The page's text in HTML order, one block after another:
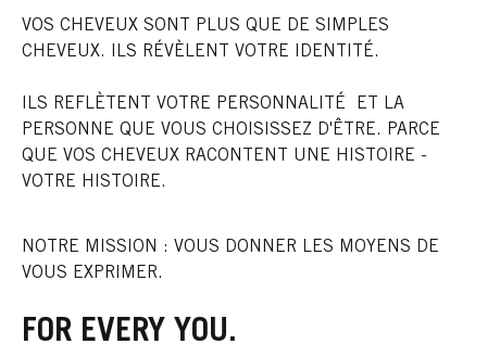
VOS CHEVEUX SONT PLUS QUE DE SIMPLES
CHEVEUX. ILS RÉVÈLENT VOTRE IDENTITÉ.
ILS REFLÈTENT VOTRE PERSONNALITÉ ET LA
PERSONNE QUE VOUS CHOISISSEZ D'ÊTRE. PARCE
QUE VOS CHEVEUX RACONTENT UNE HISTOIRE -
VOTRE HISTOIRE.
NOTRE MISSION : VOUS DONNER LES MOYENS DE
VOUS EXPRIMER.
FOR EVERY YOU.